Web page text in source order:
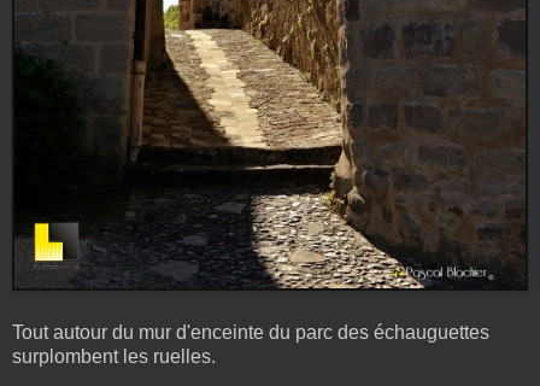
Tout autour du mur d'enceinte du parc des échauguettes
surplombent les ruelles.